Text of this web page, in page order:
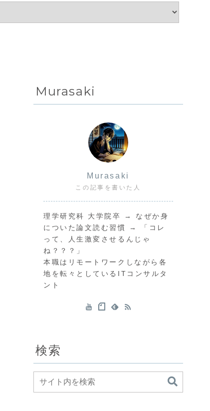
Murasaki
Murasaki
この記事を書いた人
理学研究科 大学院卒 → なぜか身
についた論文読む習慣 → 「コレ
って、人生激変させるんじゃ
ね？？？」
本職はリモートワークしながら各
地を転々としているITコンサルタ
ント
検索